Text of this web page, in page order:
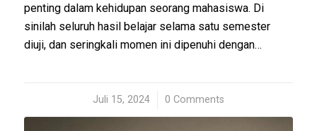
penting dalam kehidupan seorang mahasiswa. Di
sinilah seluruh hasil belajar selama satu semester
diuji, dan seringkali momen ini dipenuhi dengan…
Juli 15, 2024
/ 0 Comments